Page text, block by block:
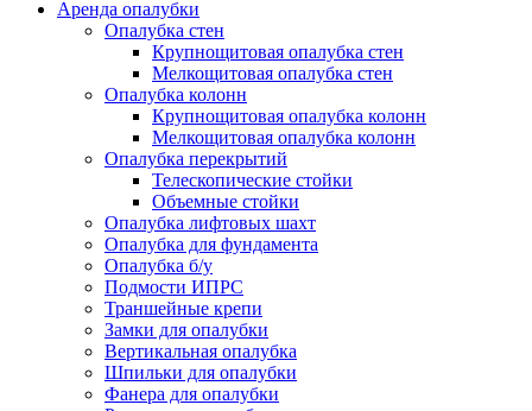
Аренда опалубки
Опалубка стен
Крупнощитовая опалубка стен
Мелкощитовая опалубка стен
Опалубка колонн
Крупнощитовая опалубка колонн
Мелкощитовая опалубка колонн
Опалубка перекрытий
Телескопические стойки
Объемные стойки
Опалубка лифтовых шахт
Опалубка для фундамента
Опалубка б/у
Подмости ИПРС
Траншейные крепи
Замки для опалубки
Вертикальная опалубка
Шпильки для опалубки
Фанера для опалубки